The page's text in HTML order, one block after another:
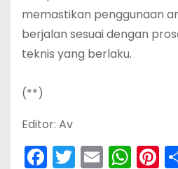
memastikan penggunaan
berjalan sesuai dengan
teknis yang berlaku.
(**)
Editor: Av
F T E W Pi